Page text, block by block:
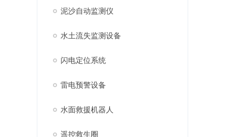
泥沙自动监测仪
水土流失监测设备
闪电定位系统
雷电预警设备
水面救援机器人
遥控救生圈